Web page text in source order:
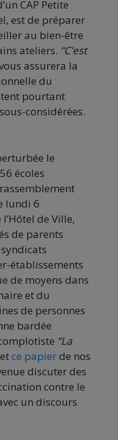
CAP Petite
est de préparer
au bien-être
ateliers. “C’est
assurera la
du
pourtant
considérées.
le
écoles
lundi 6
de Ville,
de parents
syndicats
établissements
de moyens dans
et du
de personnes
bardée
“La
ce papierde nos
discuter des
contre le
un discours